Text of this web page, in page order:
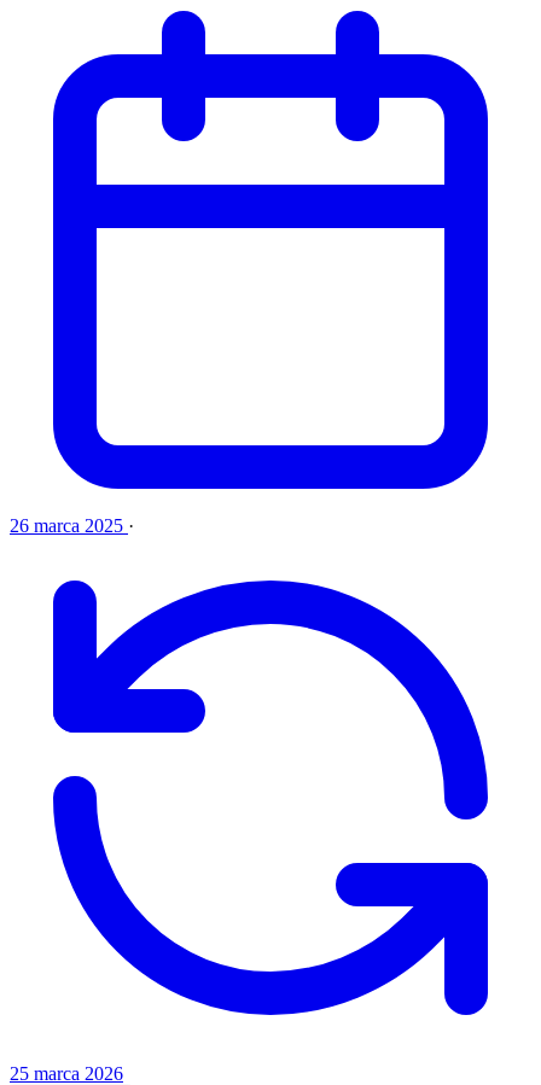
26 marca 2025 ·
25 marca 2026